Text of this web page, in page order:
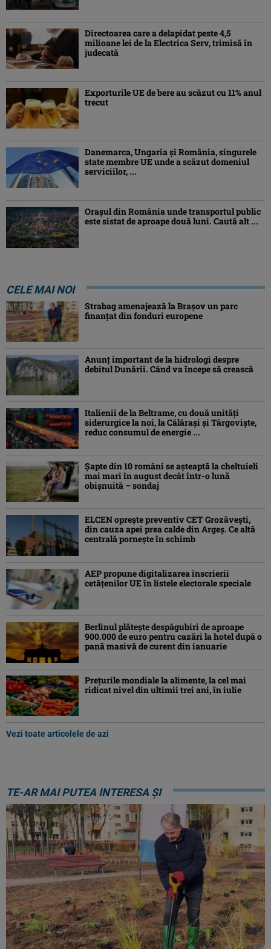
Directoarea care a delapidat peste 4,5
milioane lei de la Electrica Serv, trimisă în
judecată
Exporturile UE de bere au scăzut cu 11% anul
trecut
Danemarca, Ungaria şi România, singurele
state membre UE unde a scăzut domeniul
serviciilor, ...
Orașul din România unde transportul public
este sistat de aproape două luni. Caută alt ...
CELE MAI NOI
Strabag amenajează la Brașov un parc
finanțat din fonduri europene
Anunț important de la hidrologi despre
debitul Dunării. Când va începe să crească
Italienii de la Beltrame, cu două unități
siderurgice la noi, la Călărași și Târgoviște,
reduc consumul de energie ...
Şapte din 10 români se aşteaptă la cheltuieli
mai mari în august decât într-o lună
obişnuită – sondaj
ELCEN oprește preventiv CET Grozăvești,
din cauza apei prea calde din Argeș. Ce altă
centrală pornește în schimb
AEP propune digitalizarea înscrierii
cetăţenilor UE în listele electorale speciale
Berlinul plăteşte despăgubiri de aproape
900.000 de euro pentru cazări la hotel după o
pană masivă de curent din ianuarie
Preţurile mondiale la alimente, la cel mai
ridicat nivel din ultimii trei ani, în iulie
Vezi toate articolele de azi
TE-AR MAI PUTEA INTERESA ȘI